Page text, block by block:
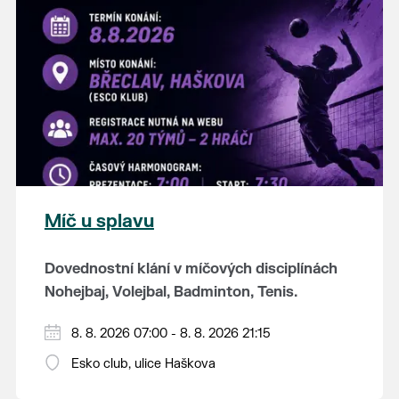
K tanci a poslechu bude hrát DH
Lanžhotčané.
Těšíme se na Vás!
Míč u splavu
Dovednostní klání v míčových disciplínách
Nohejbaj, Volejbal, Badminton, Tenis.
Zúčastnit se může max. 20 dvojčlenných
týmů - každý tým si zahraje min. 4 západy od
8. 8. 2026 07:00 - 8. 8. 2026 21:15
Esko club, ulice Haškova